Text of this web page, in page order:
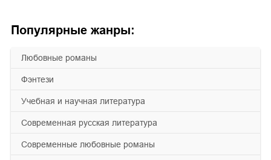
Популярные жанры:
любовные романы
фэнтези
учебная и научная литература
современная русская литература
современные любовные романы